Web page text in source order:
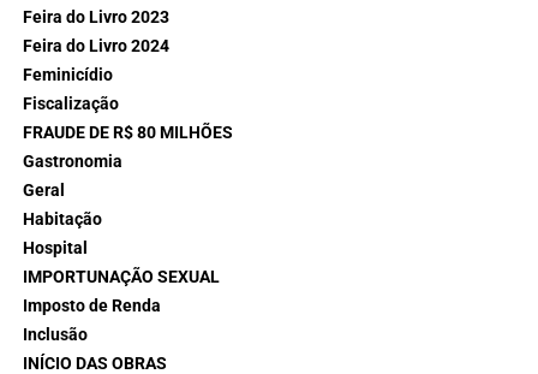
Feira do Livro 2023
Feira do Livro 2024
Feminicídio
Fiscalização
FRAUDE DE R$ 80 MILHÕES
Gastronomia
Geral
Habitação
Hospital
IMPORTUNAÇÃO SEXUAL
Imposto de Renda
Inclusão
INÍCIO DAS OBRAS